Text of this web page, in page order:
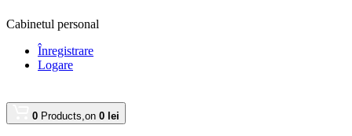
Cabinetul personal
Înregistrare
Logare
0 Products,on 0 lei